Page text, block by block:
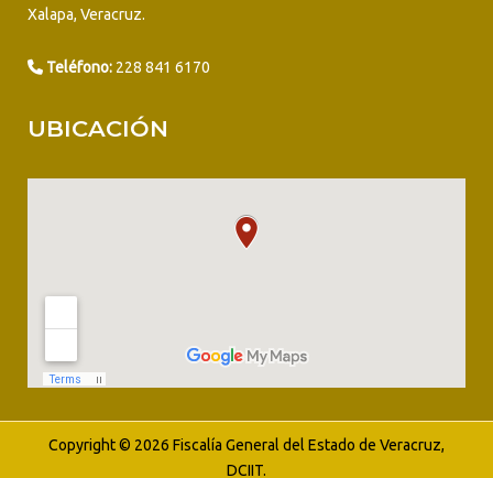
Xalapa, Veracruz.
Teléfono: 228 841 6170
UBICACIÓN
Copyright © 2026 Fiscalía General del Estado de Veracruz,
DCIIT.